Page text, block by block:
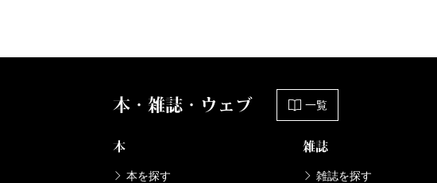
本・雑誌・ウェブ 一覧
本
本を探す
雑誌
雑誌を探す